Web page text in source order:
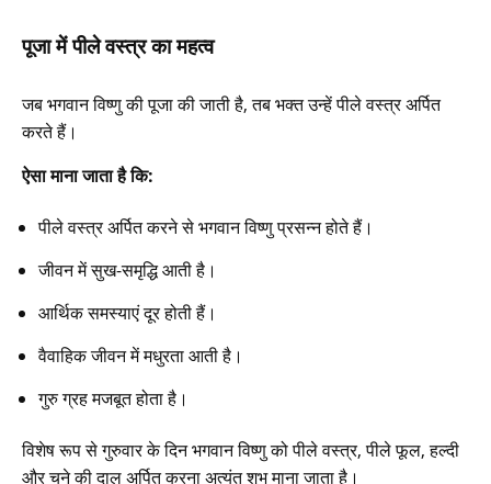
पूजा में पीले वस्त्र का महत्व
जब भगवान विष्णु की पूजा की जाती है, तब भक्त उन्हें पीले वस्त्र अर्पित
करते हैं।
ऐसा माना जाता है कि:
पीले वस्त्र अर्पित करने से भगवान विष्णु प्रसन्न होते हैं।
जीवन में सुख-समृद्धि आती है।
आर्थिक समस्याएं दूर होती हैं।
वैवाहिक जीवन में मधुरता आती है।
गुरु ग्रह मजबूत होता है।
विशेष रूप से गुरुवार के दिन भगवान विष्णु को पीले वस्त्र, पीले फूल, हल्दी
और चने की दाल अर्पित करना अत्यंत शुभ माना जाता है।